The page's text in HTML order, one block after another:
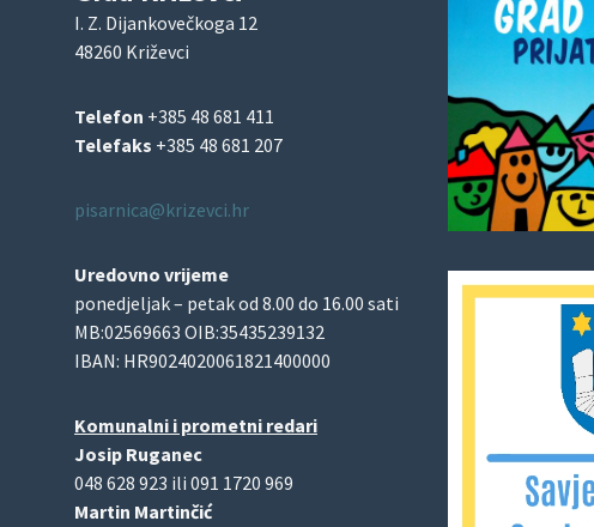
I. Z. Dijankovečkoga 12
48260 Križevci
Telefon +385 48 681 411
Telefaks +385 48 681 207
pisarnica@krizevci.hr
Uredovno vrijeme
ponedjeljak – petak od 8.00 do 16.00 sati
MB:02569663 OIB:35435239132
IBAN: HR9024020061821400000
Komunalni i prometni redari
Josip Ruganec
048 628 923 ili 091 1720 969
Martin Martinčić